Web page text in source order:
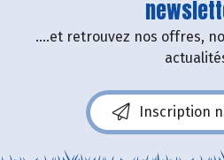
....et retrouvez nos offres,
Inscription